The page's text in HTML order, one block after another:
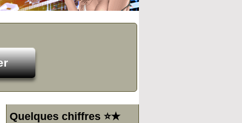
Quelques chiffres ⭐★